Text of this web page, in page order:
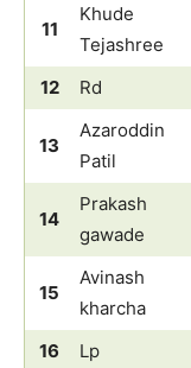
11
Khude
Tejashree
12 Rd
13
Azaroddin
Patil
14
Prakash
gawade
15
Avinash
kharcha
16 Lp